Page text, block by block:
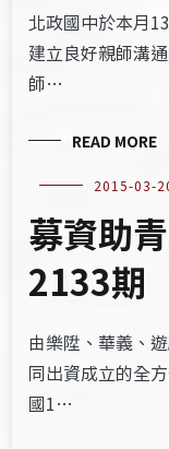
北政國中於本月
建立良好親師溝
師…
READ MORE
2015-03-
募資助
2133期
由樂陞、華義、
同出資成立的全
國1…